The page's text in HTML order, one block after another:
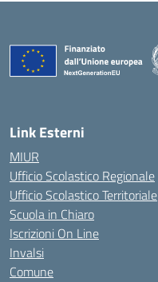
Link Esterni
MIUR
Ufficio Scolastico Regionale
Ufficio Scolastico Territoriale
Scuola in Chiaro
Iscrizioni On Line
Invalsi
Comune